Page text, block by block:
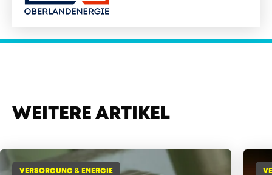
WEITERE ARTIKEL
VERSORGUNG & ENERGIE